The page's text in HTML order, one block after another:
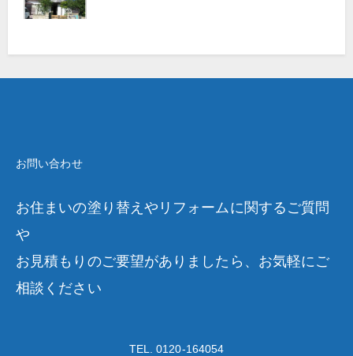
お問い合わせ
お住まいの塗り替えやリフォームに関するご質問
や
お見積もりのご要望がありましたら、お気軽にご
相談ください
TEL. 0120-164054